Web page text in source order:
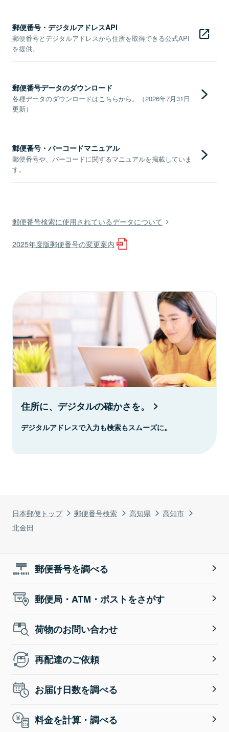
日本郵便トップ 郵便番号検索 高知県
高知市
北金田
郵便番号・デジタルアドレスAPI
郵便番号とデジタルアドレスから住所を取得できる公式API
を提供。
郵便番号データのダウンロード
各種データのダウンロードはこちらから。（2026年7月31日
更新）
郵便番号・バーコードマニュアル
郵便番号や、バーコードに関するマニュアルを掲載していま
す。
郵便番号検索に使用されているデータについて
2025年度版郵便番号の変更案内
住所に、デジタルの確かさを。
デジタルアドレスで入力も検索もスムーズに。
郵便番号を調べる
郵便局・ATM・ポストをさがす
荷物のお問い合わせ
再配達のご依頼
お届け日数を調べる
料金を計算・調べる